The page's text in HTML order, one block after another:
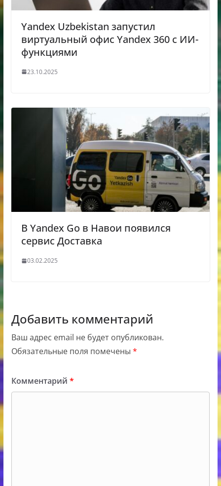
Yandex Uzbekistan запустил
виртуальный офис Yandex 360 с ИИ-
функциями
23.10.2025
В Yandex Go в Навои появился
сервис Доставка
03.02.2025
Добавить комментарий
Ваш адрес email не будет опубликован.
Обязательные поля помечены *
Комментарий *